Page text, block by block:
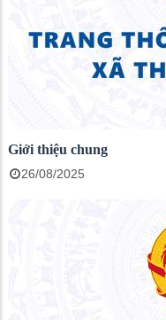
Giới thiệu chung
26/08/2025